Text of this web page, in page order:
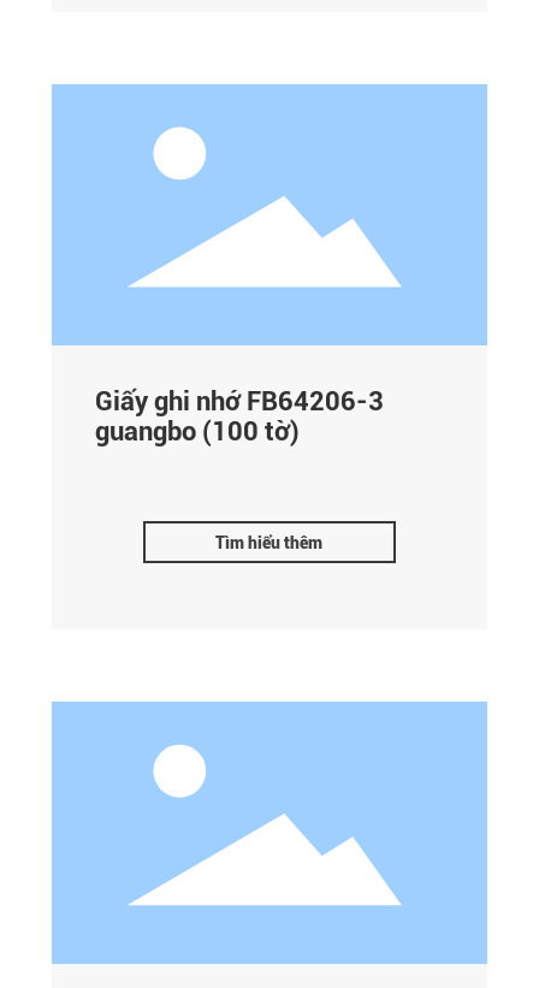
Giấy ghi nhớ FB64206-3
guangbo (100 tờ)
Tìm hiểu thêm